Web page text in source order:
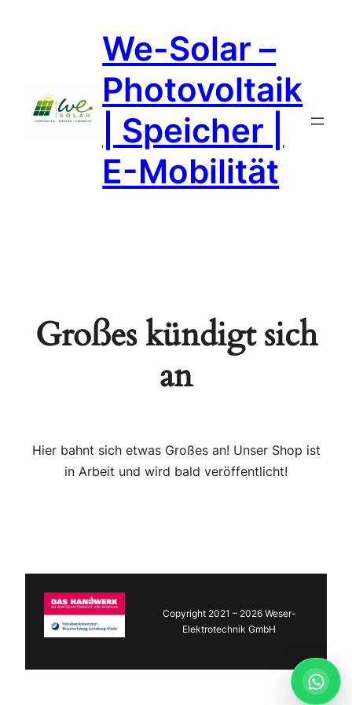
We-Solar –
Photovoltaik
| Speicher |
E-Mobilität
Großes kündigt sich
an
Hier bahnt sich etwas Großes an! Unser Shop ist
in Arbeit und wird bald veröffentlicht!
Copyright 2021 – 2026 Weser-
Elektrotechnik GmbH